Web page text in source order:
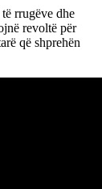
rrugëve dhe
revoltë për
që shprehën